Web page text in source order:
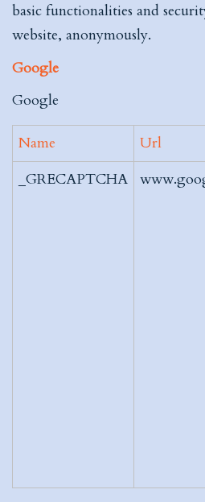
basic functionalities and
website, anonymously.
Google
Google
Name Url
_GRECAPTCHA